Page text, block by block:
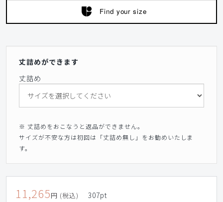
Find your size
丈詰めができます
丈詰め
※ 丈詰めをおこなうと返品ができません。
サイズが不安な方は初回は「丈詰め無し」をお勧めいたしま
す。
11,265円 (税込) 307pt